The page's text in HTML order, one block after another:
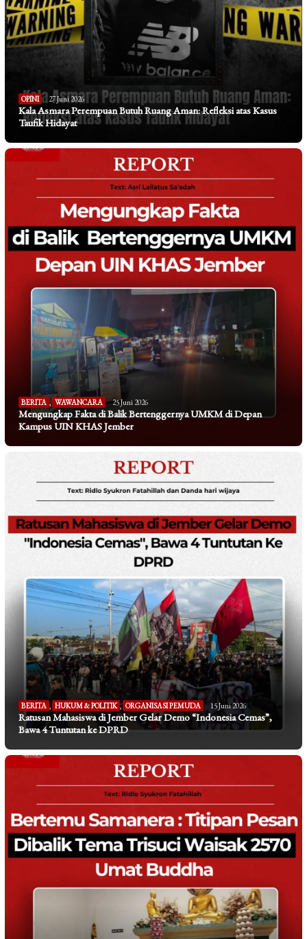
OPINI 27 Juni 2026
Kala Asmara Perempuan Butuh Ruang Aman: Refleksi atas Kasus
Taufik Hidayat
BERITA , WAWANCARA 25 Juni 2026
Mengungkap Fakta di Balik Bertenggernya UMKM di Depan
Kampus UIN KHAS Jember
BERITA , HUKUM & POLITIK , ORGANISASI PEMUDA 15 Juni 2026
Ratusan Mahasiswa di Jember Gelar Demo “Indonesia Cemas”,
Bawa 4 Tuntutan ke DPRD